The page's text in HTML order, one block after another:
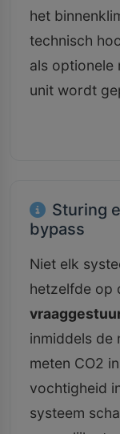
het
technisch
als optionele
unit wordt
Sturing
bypass
Niet elk
hetzelfde op
inmiddels de
meten CO2
vochtigheid
systeem